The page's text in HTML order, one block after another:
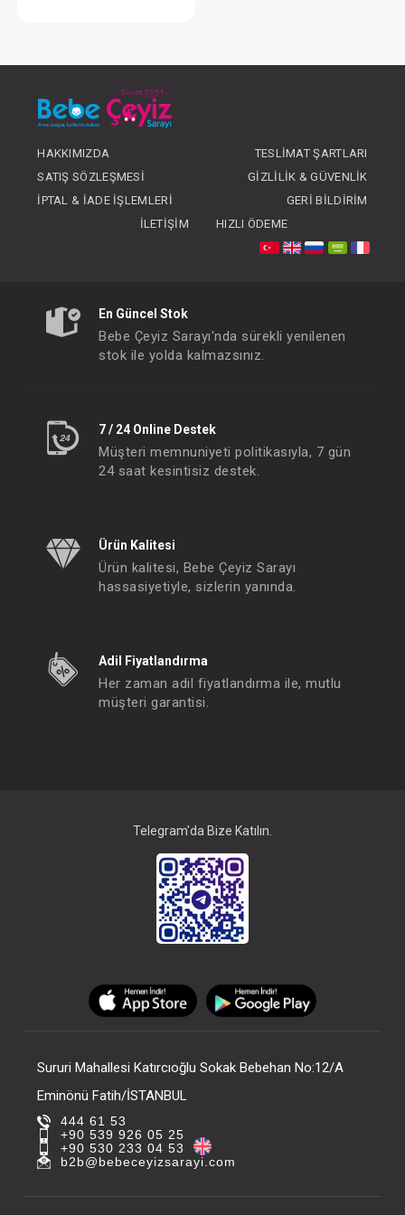
OLUNUZ
HAKKIMIZDA
TESLIMAT ŞARTLARI
SATIŞ SÖZLEŞMESI
GIZLILIK & GÜVENLIK
İPTAL & İADE İŞLEMLERI
GERI BILDIRIM
İLETIŞIM
HIZLI ÖDEME
En Güncel Stok
Bebe Çeyiz Sarayı'nda sürekli yenilenen
stok ile yolda kalmazsınız.
7 / 24 Online Destek
Müşteri memnuniyeti politikasıyla, 7 gün
24 saat kesintisiz destek.
Ürün Kalitesi
Ürün kalitesi, Bebe Çeyiz Sarayı
hassasiyetiyle, sizlerin yanında.
Adil Fiyatlandırma
Her zaman adil fiyatlandırma ile, mutlu
müşteri garantisi.
Telegram'da Bize Katılın.
Sururi Mahallesi Katırcıoğlu Sokak Bebehan No:12/A
Eminönü Fatih/İSTANBUL
444 61 53
+90 539 926 05 25
+90 530 233 04 53
b2b@bebeceyizsarayi.com